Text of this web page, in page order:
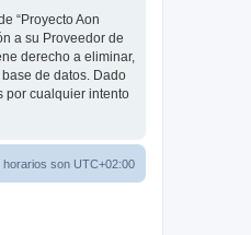
“Proyecto Aon
a su Proveedor de
derecho a eliminar,
de datos. Dado
por cualquier intento
horarios son UTC+02:00